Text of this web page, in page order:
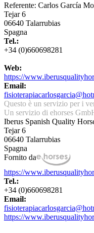
Referente: Carlos García
Tejar 6
06640 Talarrubias
Spagna
Tel.:
+34 (0)660698281
Web:
https://
Email:
Questo è un servizio per i
Un servizio di ehorses
Iberus Spanish Quality
Tejar 6
06640 Talarrubias
Spagna
Fornito da
https://
Tel.:
+34 (0)660698281
Email:
https://